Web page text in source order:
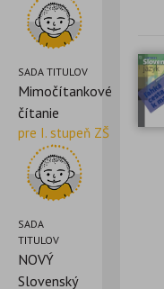
SADA TITULOV
Mimočítankové
čítanie
pre I. stupeň ZŠ
SADA
TITULOV
NOVÝ
Slovenský